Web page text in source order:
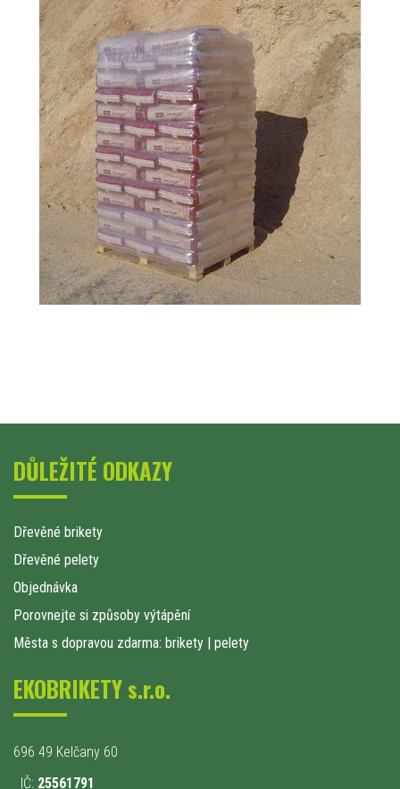
DŮLEŽITÉ ODKAZY
Dřevěné brikety
Dřevěné pelety
Objednávka
Porovnejte si způsoby výtápění
Města s dopravou zdarma: brikety | pelety
EKOBRIKETY s.r.o.
696 49 Kelčany 60
IČ: 25561791